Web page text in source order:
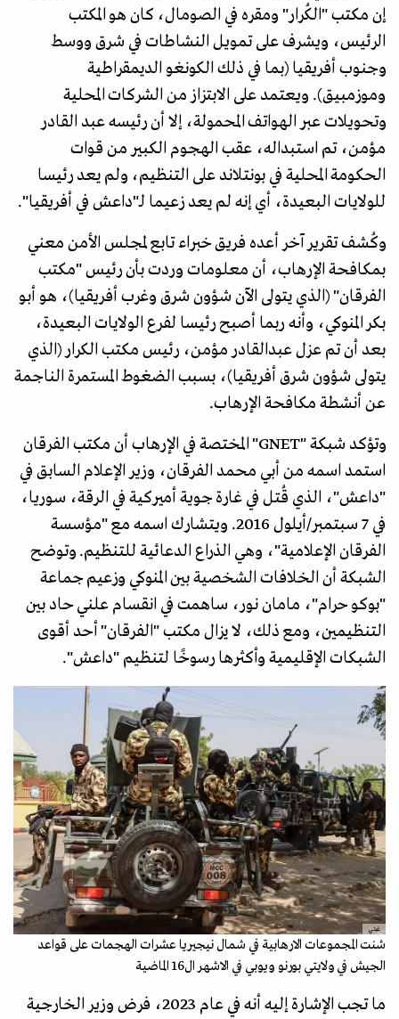
إن مكتب "الكُرار" ومقره في الصومال، كان هو المكتب
الرئيس، ويشرف على تمويل النشاطات في شرق ووسط
وجنوب أفريقيا (بما في ذلك الكونغو الديمقراطية
وموزمبيق). ويعتمد على الابتزاز من الشركات المحلية
وتحويلات عبر الهواتف المحمولة، إلا أن رئيسه عبد القادر
مؤمن، تم استبداله، عقب الهجوم الكبير من قوات
الحكومة المحلية في بونتلاند على التنظيم، ولم يعد رئيسا
للولايات البعيدة، أي إنه لم يعد زعيما لـ"داعش في أفريقيا".
وكُشف تقرير آخر أعده فريق خبراء تابع لمجلس الأمن معني
بمكافحة الإرهاب، أن معلومات وردت بأن رئيس "مكتب
الفرقان" (الذي يتولى الآن شؤون شرق وغرب أفريقيا)، هو أبو
بكر المنوكي، وأنه ربما أصبح رئيسا لفرع الولايات البعيدة،
بعد أن تم عزل عبدالقادر مؤمن، رئيس مكتب الكرار (الذي
يتولى شؤون شرق أفريقيا)، بسبب الضغوط المستمرة الناجمة
عن أنشطة مكافحة الإرهاب.
وتؤكد شبكة "GNET" المختصة في الإرهاب أن مكتب الفرقان
استمد اسمه من أبي محمد الفرقان، وزير الإعلام السابق في
"داعش"، الذي قُتل في غارة جوية أميركية في الرقة، سوريا،
في 7 سبتمبر/أيلول 2016. ويتشارك اسمه مع "مؤسسة
الفرقان الإعلامية"، وهي الذراع الدعائية للتنظيم. وتوضح
الشبكة أن الخلافات الشخصية بين المنوكي وزعيم جماعة
"بوكو حرام"، مامان نور، ساهمت في انقسام علني حاد بين
التنظيمين، ومع ذلك، لا يزال مكتب "الفرقان" أحد أقوى
الشبكات الإقليمية وأكثرها رسوخًا لتنظيم "داعش".
غيتي
شنت المجموعات الارهابية في شمال نيجيريا عشرات الهجمات على قواعد
الجيش في ولايتي بورنو ويوبي في الاشهر ال16 الماضية
ما تجب الإشارة إليه أنه في عام 2023، فرض وزير الخارجية